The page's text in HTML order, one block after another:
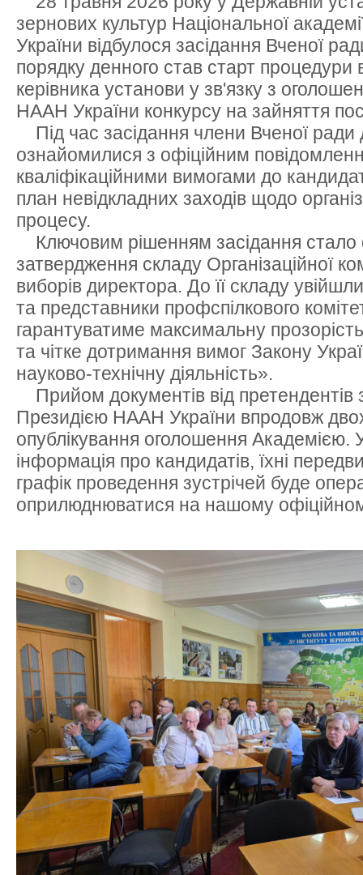
зернових культур Національної
України відбулося засідання Вченої
порядку денного став старт процедури
керівника установи у зв'язку з
НААН України конкурсу на зайняття
Під час засідання члени Вченої ради
ознайомилися з офіційним
кваліфікаційними вимогами до
план невідкладних заходів щодо
процесу.
Ключовим рішенням засідання
затвердження складу Організаційної
виборів директора. До її складу
та представники профспілкового
гарантуватиме максимальну
та чітке дотримання вимог Закону
науково-технічну діяльність».
Прийом документів від претендентів
Президією НААН України впродовж
опублікування оголошення Академією.
інформація про кандидатів, їхні
графік проведення зустрічей буде
оприлюднюватися на нашому